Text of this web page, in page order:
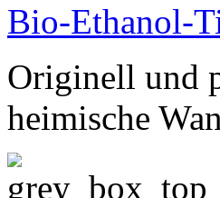
Originell und
heimische